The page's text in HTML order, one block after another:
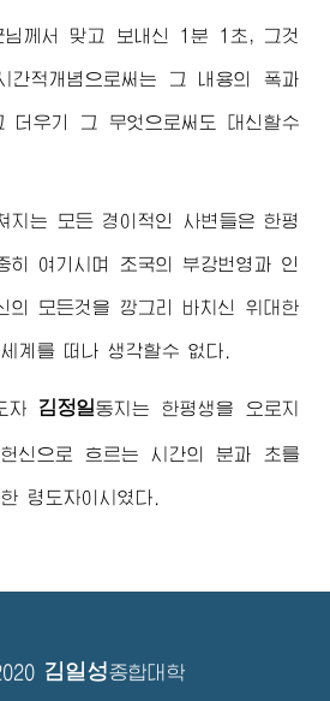
님께서 맞고 보내신 1분 1초, 그것
적개념으로써는 그 내용의 폭과
더우기 그 무엇으로써도 대신할수
지는 모든 경이적인 사변들은 한평
히 여기시며 조국의 부강번영과 인
의 모든것을 깡그리 바치신 위대한
계를 떠나 생각할수 없다.
자 김정일동지는 한평생을 오로지
신으로 흐르는 시간의 분과 초를
령도자이시였다.
김일성종합대학